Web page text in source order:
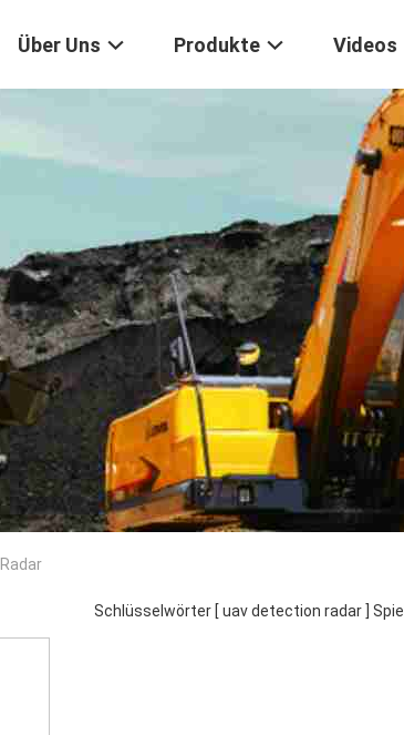
Über Uns Produkte Videos
Schlüsselwörter [ uav detection radar ] Spiel